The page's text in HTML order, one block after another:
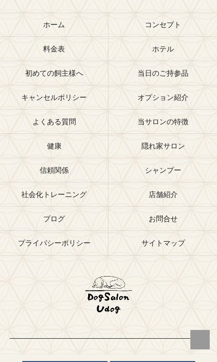
ホーム コンセプト
料金表 ホテル
初めての飼主様へ 当日のご持参品
キャンセルポリシー オプション紹介
よくある質問 当サロンの特徴
健康 隠れ家サロン
信頼関係 シャンプー
社会化トレーニング 店舗紹介
ブログ お問合せ
プライバシーポリシー サイトマップ